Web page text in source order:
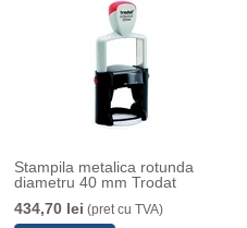
Stampila metalica rotunda
diametru 40 mm Trodat
434,70 lei (pret cu TVA)